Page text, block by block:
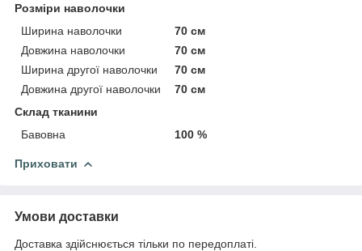
Розміри наволочки
Ширина наволочки
70 см
Довжина наволочки
70 см
Ширина другої наволочки
70 см
Довжина другої наволочки
70 см
Склад тканини
Бавовна
100 %
Приховати
Умови доставки
Доставка здійснюється тільки по передоплаті.